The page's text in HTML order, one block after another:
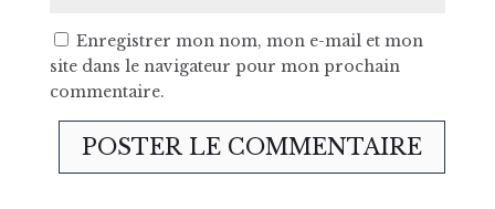
Enregistrer mon nom, mon e-mail et mon
site dans le navigateur pour mon prochain
commentaire.